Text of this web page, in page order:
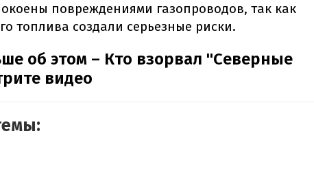
повреждениями газопроводов, так как
топлива создали серьезные риски.
об этом – Кто взорвал "Северные
видео